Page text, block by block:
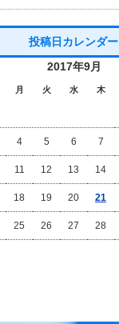
投稿日カレンダー
2017年9月
月 火 水 木
4 5 6 7
11 12 13 14
18 19 20 21
25 26 27 28